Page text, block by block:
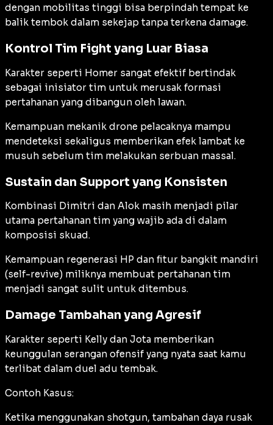
dengan mobilitas tinggi bisa berpindah tempat ke
balik tembok dalam sekejap tanpa terkena damage.
Kontrol Tim Fight yang Luar Biasa
Karakter seperti Homer sangat efektif bertindak
sebagai inisiator tim untuk merusak formasi
pertahanan yang dibangun oleh lawan.
Kemampuan mekanik drone pelacaknya mampu
mendeteksi sekaligus memberikan efek lambat ke
musuh sebelum tim melakukan serbuan massal.
Sustain dan Support yang Konsisten
Kombinasi Dimitri dan Alok masih menjadi pilar
utama pertahanan tim yang wajib ada di dalam
komposisi skuad.
Kemampuan regenerasi HP dan fitur bangkit mandiri
(self-revive) miliknya membuat pertahanan tim
menjadi sangat sulit untuk ditembus.
Damage Tambahan yang Agresif
Karakter seperti Kelly dan Jota memberikan
keunggulan serangan ofensif yang nyata saat kamu
terlibat dalam duel adu tembak.
Contoh Kasus:
Ketika menggunakan shotgun, tambahan daya rusak